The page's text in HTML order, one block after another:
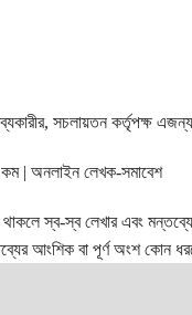
সচলায়তন কর্তৃপক্ষ
| অনলাইন লেখক-সমাবেশ
স্ব-স্ব লেখার এবং
আংশিক বা পূর্ণ অংশ কোন